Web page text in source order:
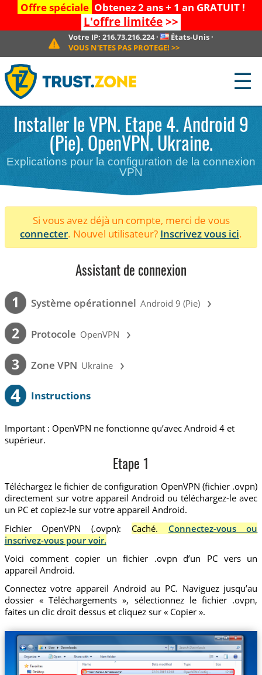
Offre spéciale Obtenez 2 ans + 1 an GRATUIT !
L'offre limitée>>
Votre IP: 216.73.216.224· États-Unis ·
VOUS N'ETES PAS PROTEGE! >>
☰
Installer le VPN. Etape 4. Android 9
(Pie). OpenVPN. Ukraine.
Explications pour la configuration de la connexion
VPN
Si vous avez déjà un compte, merci de vous
connecter. Nouvel utilisateur? Inscrivez vous ici.
Assistant de connexion
1 Système opérationnel Android 9 (Pie) ›
2 Protocole OpenVPN ›
3 Zone VPN Ukraine ›
4 Instructions
Important : OpenVPN ne fonctionne qu’avec Android 4 et
supérieur.
Etape 1
Téléchargez le fichier de configuration OpenVPN (fichier .ovpn)
directement sur votre appareil Android ou téléchargez-le avec
un PC et copiez-le sur votre appareil Android.
Fichier OpenVPN (.ovpn):
Caché. Connectez-vous ou
inscrivez-vous pour voir.
Voici comment copier un fichier .ovpn d’un PC vers un
appareil Android.
Connectez votre appareil Android au PC. Naviguez jusqu’au
dossier « Téléchargements », sélectionnez le fichier .ovpn,
faites un clic droit dessus et cliquez sur « Copier ».
Trust.Zone-Ukraine.ovpn